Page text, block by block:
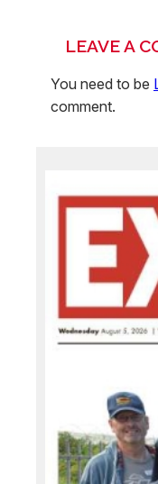
LEAVE A
You need to be
comment.